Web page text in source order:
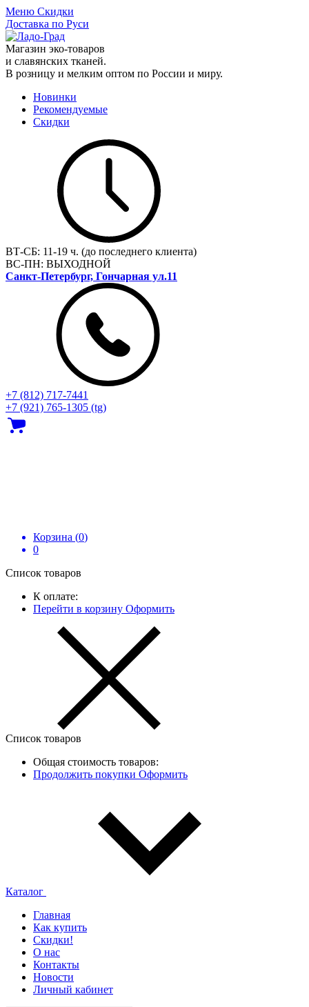
Меню Скидки
Доставка по Руси
Магазин эко-товаров
и славянских тканей.
В розницу и мелким оптом по России и миру.
Новинки
Рекомендуемые
Скидки
ВТ-СБ: 11-19 ч. (до последнего клиента)
ВС-ПН: ВЫХОДНОЙ
Санкт-Петербург, Гончарная ул.11
+7 (812) 717‑7441
+7 (921) 765-1305 (tg)
Корзина (0)
0
Список товаров
К оплате:
Перейти в корзину Оформить
Список товаров
Общая стоимость товаров:
Продолжить покупки Оформить
Каталог
Главная
Как купить
Скидки!
О нас
Контакты
Новости
Личный кабинет